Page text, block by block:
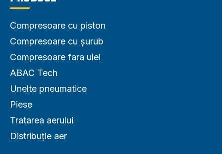
Compresoare cu piston
Compresoare cu șurub
Compresoare fara ulei
ABAC Tech
Unelte pneumatice
Piese
Tratarea aerului
Distribuție aer